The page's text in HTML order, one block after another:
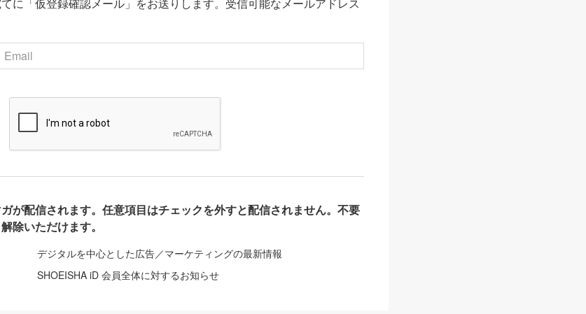
が配信されます。任意項目はチェックを外すと配信されません。不要
除いただけます。
デジタルを中心とした広告／マーケティングの最新情報
SHOEISHA iD 会員全体に対するお知らせ